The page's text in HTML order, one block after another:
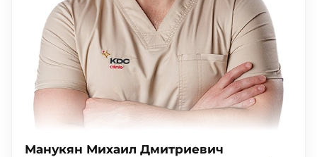
Манукян Михаил Дмитриевич